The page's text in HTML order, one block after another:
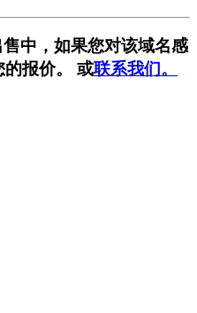
中，如果您对该域名感
的报价。 或联系我们。